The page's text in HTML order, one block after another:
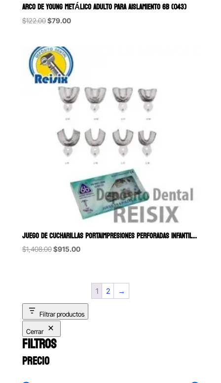
ARCO DE YOUNG METÁLICO ADULTO PARA AISLAMIENTO 6B (043)
$122.00Original
$122.00.
$79.00Current
$79.00.
JUEGO DE CUCHARILLAS PORTAIMPRESIONES PERFORADAS
$1,408.00Original
$915.00Current
$915.00.
1 2 →
Filtrar productos
Cerrar
FILTROS
PRECIO